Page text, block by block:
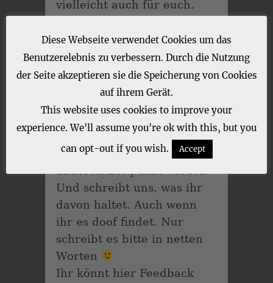
vielleicht auch für euch.
Die Ausstellung ist 24/7
geöffnet. Nach aktuellem
technischen Stand können
25 Personen gleichzeitig
ist kostenlos. Sollte es also
voll sein, dann kommt
doch bitte zu einem
Und schreibt uns, was ihr
davon haltet. Auch wenn
ihr es doof findet. Nur
schreibt es bitte in netten
Worten
Ihr könnt hier Feedback
Diese Webseite verwendet Cookies um das
Benutzerelebnis zu verbessern. Durch die Nutzung
der Seite akzeptieren sie die Speicherung von Cookies
auf ihrem Gerät.
This website uses cookies to improve your
experience. We'll assume you're ok with this, but you
can opt-out if you wish.
Accept